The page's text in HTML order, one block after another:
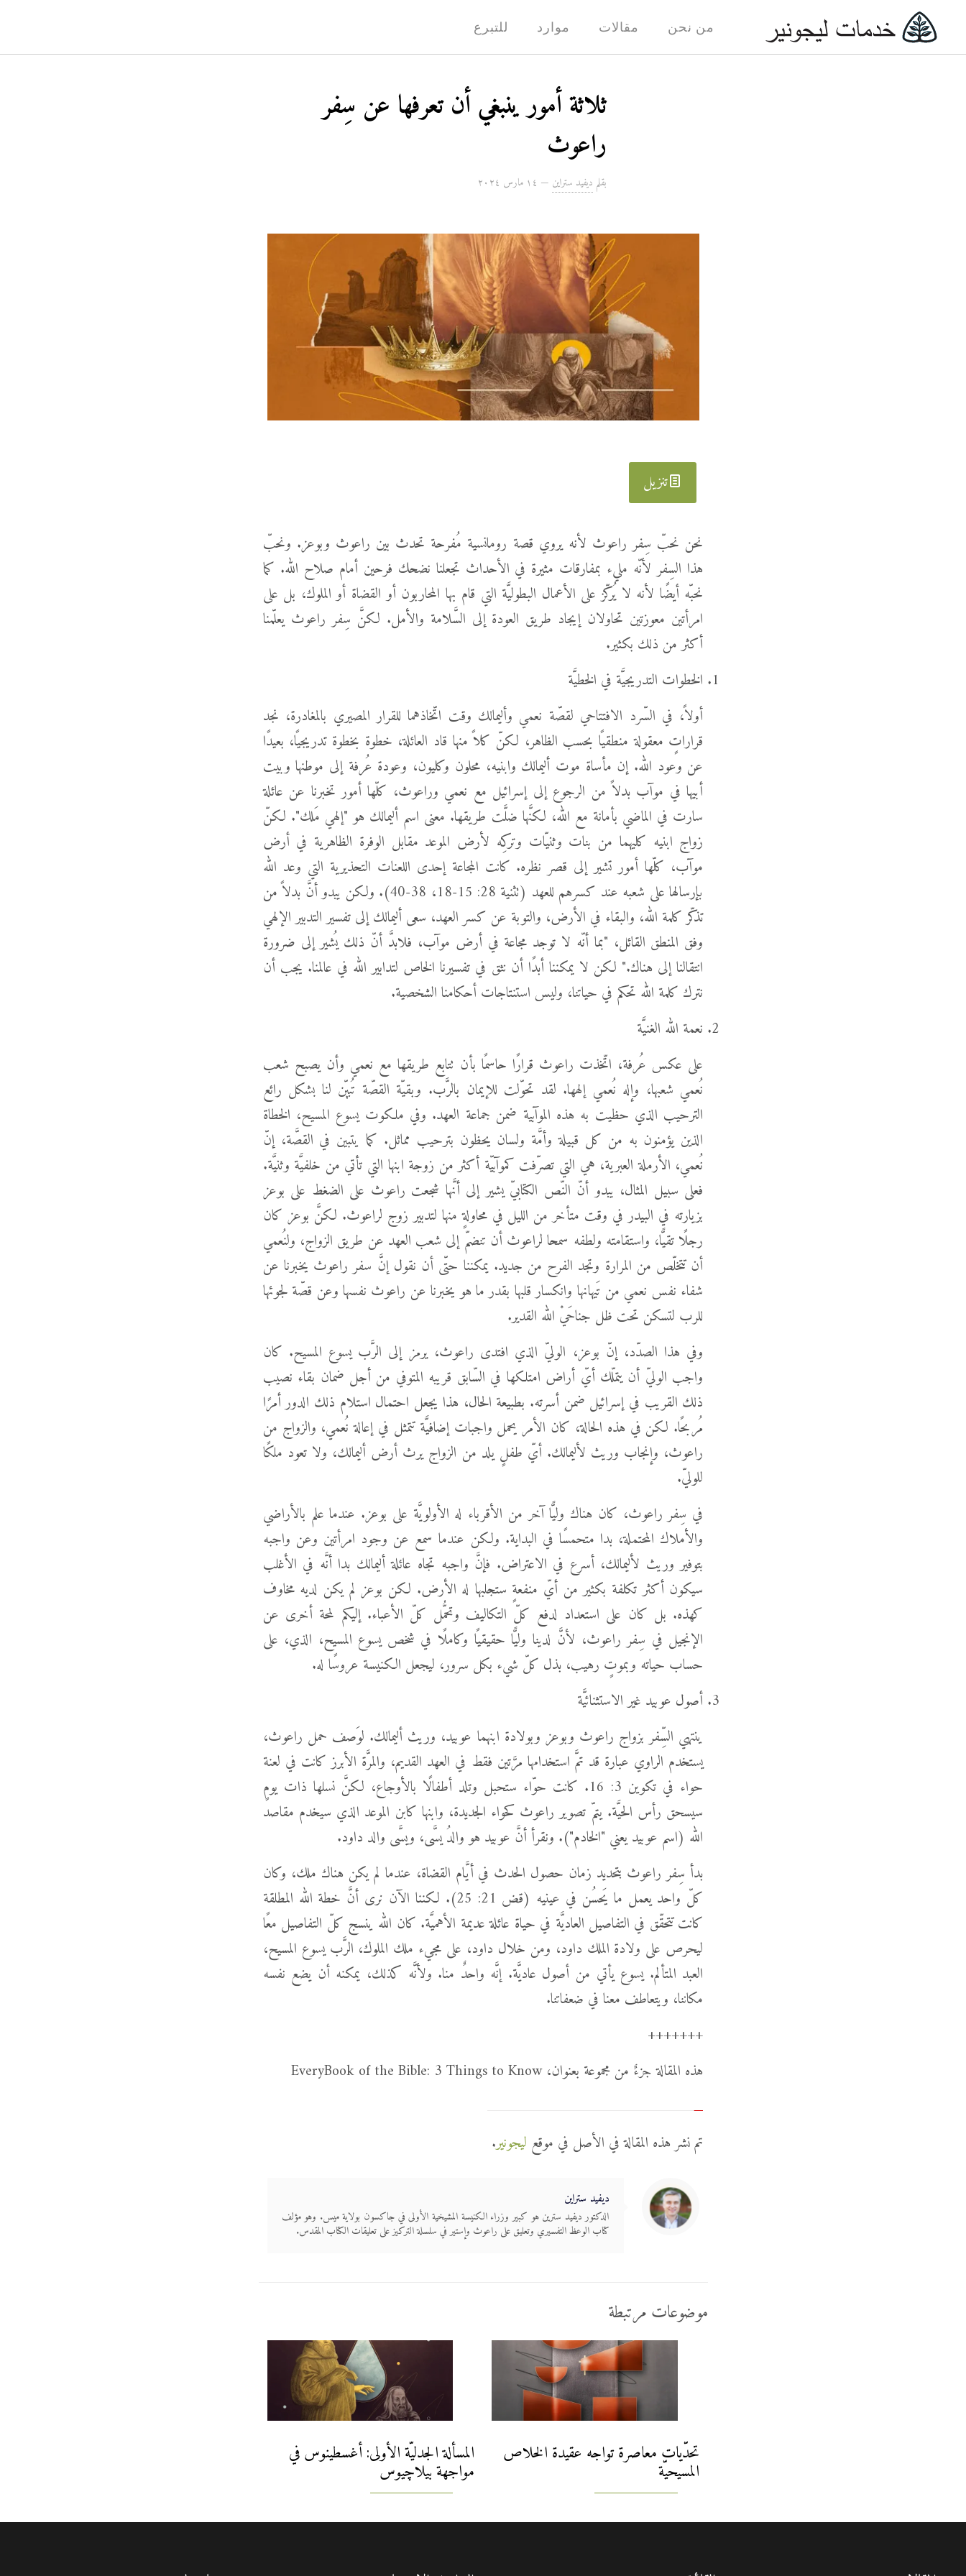
من نحن مقالات موارد للتبرع
ثلاثة أمور ينبغي أن تعرفها عن سِفر
راعوث
بقلم ديفيد ستراين — ۱٤ مارس ۲۰۲٤
تنزيل
نحن نحبّ سِفر راعوث لأنه يروي قصة رومانسية مُفرحة تحدث بين راعوث وبوعز. ونحبّ
هذا السِفر لأنّه مليء بمفارقات مثيرة في الأحداث تجعلنا نضحك فرحين أمام صلاح الله. كما
نحبّه أيضًا لأنه لا يُركّز على الأعمال البطوليَّة التي قام بها المحاربون أو القضاة أو الملوك، بل على
امرأتين معوزتين تحاولان إيجاد طريق العودة إلى السَّلامة والأمل. لكنَّ سِفر راعوث يعلّمنا
أكثر من ذلك بكثير.
الخطوات التدريجيَّة في الخطيَّة
أولاً، في السّرد الافتتاحي لقصّة نعمي وأليمالك وقت اتّخاذهما للقرار المصيري بالمغادرة، نجد
قراراتٍ معقولة منطقيًا بحسب الظاهر، لكنّ كلاً منها قاد العائلة، خطوة بخطوة تدريجيًا، بعيدًا
عن وعود الله. إن مأساة موت أليمالك وابنيه، محلون وكليون، وعودة عُرفة إلى موطنها وبيت
أبيها في موآب بدلاً من الرجوع إلى إسرائيل مع نعمي وراعوث، كلّها أمور تخبرنا عن عائلة
سارت في الماضي بأمانة مع الله، لكنَّها ضلَّت طريقها. معنى اسم أليمالك هو "إلهي مَلك". لكنّ
زواج ابنيه كليهما من بنات وثنيّات وتركِه لأرض الموعد مقابل الوفرة الظاهرية في أرض
موآب، كلّها أمور تشير إلى قصر نظره. كانت المجاعة إحدى اللعنات التحذيرية التي وعد الله
بإرسالها على شعبه عند كسرهم للعهد (تثنية 28: 15-18، 38-40). ولكن يبدو أنَّ بدلاً من
تذكّر كلمة الله، والبقاء في الأرض، والتوبة عن كسر العهد، سعى أليمالك إلى تفسير التدبير الإلهي
وفق المنطق القائل، "بما أنّه لا توجد مجاعة في أرض موآب، فلابدَّ أنّ ذلك يُشير إلى ضرورة
انتقالنا إلى هناك." لكن لا يمكننا أبدًا أن نثق في تفسيرنا الخاص لتدابير الله في عالمنا. يجب أن
نترك كلمة الله تحكم في حياتنا، وليس استنتاجات أحكامنا الشخصية.
نعمة الله الغنيَّة
على عكس عُرفة، اتّخذت راعوث قرارًا حاسمًا بأن تتابع طريقها مع نعمي وأن يصبح شعب
نُعمي شعبها، وإله نُعمي إلهها. لقد تحوّلت للإيمان بالرَّب. وبقيّة القصّة تُبيّن لنا بشكل رائع
الترحيب الذي حظيت به هذه الموآبية ضمن جماعة العهد. وفي ملكوت يسوع المسيح، الخطاة
الذين يؤمنون به من كل قبيلة وأمَّة ولسان يحظون بترحيب مماثل. كما يتبين في القصَّة، إنّ
نُعمي، الأرملة العبرية، هي التي تصرّفت كموآبيّة أكثر من زوجة ابنها التي تأتي من خلفيَّة وثنيَّة.
فعلى سبيل المثال، يبدو أنّ النّص الكتابيّ يشير إلى أنَّها شجعت راعوث على الضغط على بوعز
بزيارته في البيدر في وقت متأخر من الليل في محاولةٍ منها لتدبير زوج لراعوث. لكنَّ بوعز كان
رجلًا تقيًّا، واستقامته ولطفه سمحا لراعوث أن تنضمّ إلى شعب العهد عن طريق الزواج، ولنُعمي
أن تتخلّص من المرارة وتجد الفرح من جديد. يمكننا حتّى أن نقول إنَّ سفر راعوث يخبرنا عن
شفاء نفس نعمي من تَيهانها وانكسار قلبها بقدر ما هو يخبرنا عن راعوث نفسها وعن قصّة لجوئها
للرب لتسكن تحت ظل جناحَيْ الله القدير.
وفي هذا الصدّد، إنّ بوعز، الوليّ الذي افتدى راعوث، يرمز إلى الرَّب يسوع المسيح. كان
واجب الوليّ أن يتملّك أيّ أراض امتلكها في السّابق قريبه المتوفي من أجل ضمان بقاء نصيب
ذلك القريب في إسرائيل ضمن أسرته. بطبيعة الحال، هذا يجعل احتمال استلام ذلك الدور أمرًا
مُربحًا. لكن في هذه الحالة، كان الأمر يحمل واجبات إضافيَّة تتمثل في إعالة نُعمي، والزواج من
راعوث، وإنجاب وريث لأليمالك. أيّ طفلٍ يلد من الزواج يرث أرض أليمالك، ولا تعود ملكًا
للوليّ.
في سِفر راعوث، كان هناك وليًّا آخر من الأقرباء له الأولويَّة على بوعز. عندما علم بالأراضي
والأملاك المحتملة، بدا متحمسًا في البداية. ولكن عندما سمع عن وجود امرأتين وعن واجبه
بتوفير وريث لأليمالك، أسرع في الاعتراض. فإنَّ واجبه تجاه عائلة أليمالك بدا أنَّه في الأغلب
سيكون أكثر تكلفة بكثير من أيّ منفعةٍ ستجلبها له الأرض. لكن بوعز لم يكن لديه مخاوف
كهذه. بل كان على استعداد لدفع كلّ التكاليف وتحمُّل كلّ الأعباء. إليكم لمحة أخرى عن
الإنجيل في سِفر راعوث، لأنَّ لدينا وليًّا حقيقيًا وكاملًا في شخص يسوع المسيح، الذي، على
حساب حياته وبموتٍ رهيب، بذل كلّ شيء بكل سرور، ليجعل الكنيسة عروسًا له.
أصول عوبيد غير الاستثنائيَّة
ينتهي السِّفر بزواج راعوث وبوعز وبولادة ابنهما عوبيد، وريث أليمالك. لوَصف حمل راعوث،
يستخدم الراوي عبارة قد تمَّ استخدامها مرَّتين فقط في العهد القديم، والمرَّة الأبرز كانت في لعنة
حواء في تكوين 3: 16. كانت حوّاء ستحبل وتلد أطفالًا بالأوجاع، لكنَّ نسلها ذات يومٍ
سيسحق رأس الحيَّة. يتمّ تصوير راعوث كحواء الجديدة، وابنها كابن الموعد الذي سيخدم مقاصد
الله (اسم عوبيد يعني "الخادم"). ونقرأ أنَّ عوبيد هو والدُ يسَّى، ويسَّى والد داود.
بدأ سِفر راعوث بتحديد زمان حصول الحدث في أيَّام القضاة، عندما لم يكن هناك ملك، وكان
كلّ واحد يعمل ما يَحسُن في عينيه (قض 21: 25). لكننا الآن نرى أنَّ خطة الله المطلقة
كانت تتحقّق في التفاصيل العاديَّة في حياة عائلة عديمة الأهميَّة. كان الله ينسج كلّ التفاصيل معًا
ليحرص على ولادة الملك داود، ومن خلال داود، على مجيء ملك الملوك، الرَّب يسوع المسيح،
العبد المتألم. يسوع يأتي من أصول عاديَّة. إنَّه واحدٌ منا. ولأنَّه كذلك، يمكنه أن يضع نفسه
مكاننا، ويتعاطف معنا في ضعفاتنا.
+++++++
هذه المقالة جزءٌ من مجموعة بعنوان، EveryBook of the Bible: 3 Things to Know
تم نشر هذه المقالة في الأصل في موقع ليجونير.
ديفيد ستراين
الدكتور ديفيد سترين هو كبير وزراء الكنيسة المشيخية الأولى في جاكسون بولاية ميس. وهو مؤلف
كتاب الوعظ التفسيري وتعليق على راعوث وإستير في سلسلة التركيز على تعليقات الكتاب المقدس.
موضوعات مرتبطة
تحدّيات معاصرة تواجه عقيدة الخلاص
المسيحيّة
المسألة الجدليّة الأولى: أغسطينوس في
مواجهة بيلاچيوس